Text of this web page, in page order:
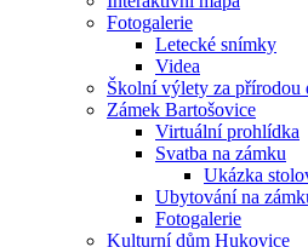
Fotogalerie
Letecké snímky
Videa
Školní výlety za přírodou
Zámek Bartošovice
Virtuální prohlídka
Svatba na zámku
Ukázka
Ubytování na
Fotogalerie
Kulturní dům Hukovice